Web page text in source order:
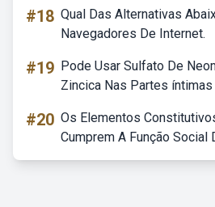
#18 Qual Das Alternativas
Navegadores De Internet.
#19 Pode Usar Sulfato De
Zincica Nas Partes íntimas
#20 Os Elementos
Cumprem A Função Social